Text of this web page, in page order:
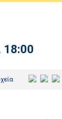
18:00